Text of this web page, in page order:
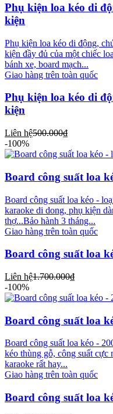
Phụ kiện loa kéo di
kiện
Phụ kiện loa kéo di động,
kiện đầy đủ của một chiếc
bánh xe, board mạch...
Giao hàng trên toàn quốc
Phụ kiện loa kéo di
kiện
Liên hệ500.000₫
-100%
Board công suất loa
Board công suất loa kéo -
karaoke di dong, phụ kiện
thợ...Bảo hành 3 tháng...
Giao hàng trên toàn quốc
Board công suất loa
Liên hệ1.700.000₫
-100%
Board công suất loa
Board công suất loa kéo -
kéo thùng gỗ, công suất cực
karaoke rất hay...
Giao hàng trên toàn quốc
Board công suất loa